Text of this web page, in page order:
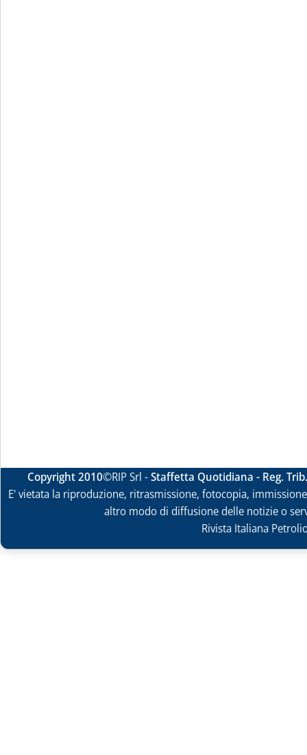
Copyright 2010©RIP Srl -Staffetta Quotidiana - Reg.
E' vietata la riproduzione, ritrasmissione, fotocopia,
altro modo di diffusione delle notizie o
Rivista Italiana